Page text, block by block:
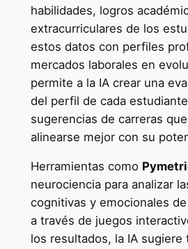
habilidades, logros
extracurriculares de los
estos datos con perfiles
mercados laborales en
permite a la IA crear una
del perfil de cada
sugerencias de carreras
alinearse mejor con su
Herramientas como
neurociencia para analizar
cognitivas y emocionales
a través de juegos
los resultados, la IA sugiere